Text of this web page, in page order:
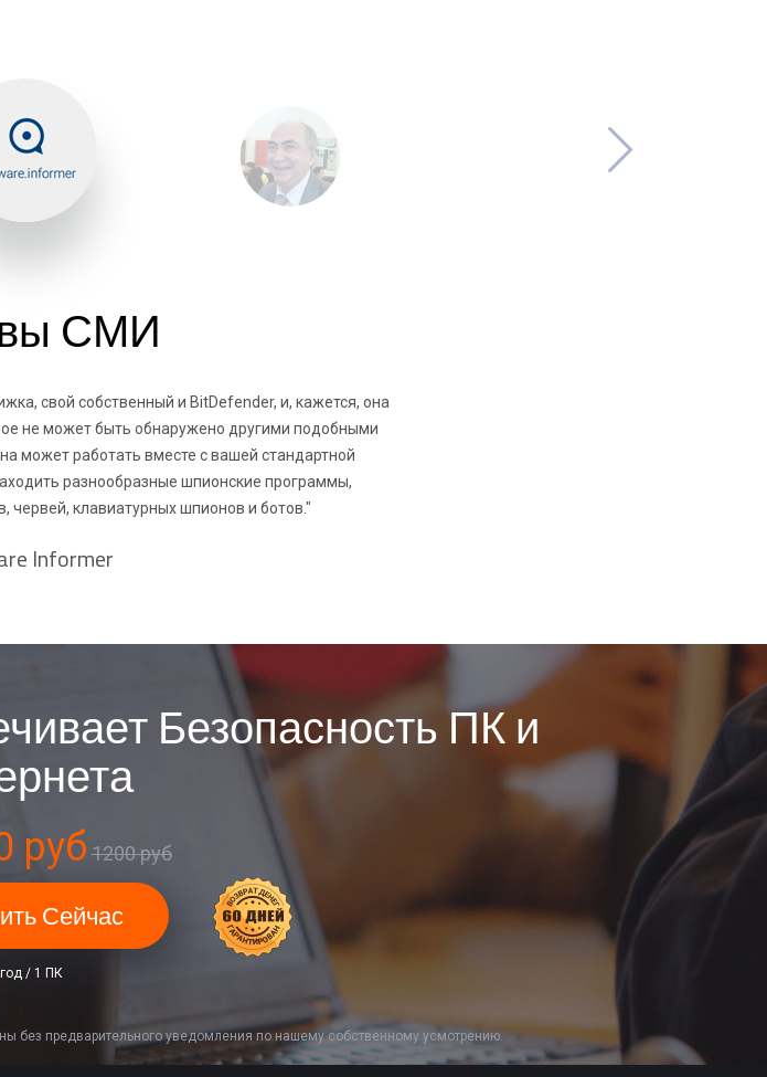
СМИ
свой собственный и BitDefender, и, кажется, она
не может быть обнаружено другими подобными
может работать вместе с вашей стандартной
разнообразные шпионские программы,
червей, клавиатурных шпионов и ботов."
Informer
Безопасность ПК и
руб 1200 руб
Сейчас
/ 1 ПК
без предварительного уведомления по нашему собственному усмотрению.